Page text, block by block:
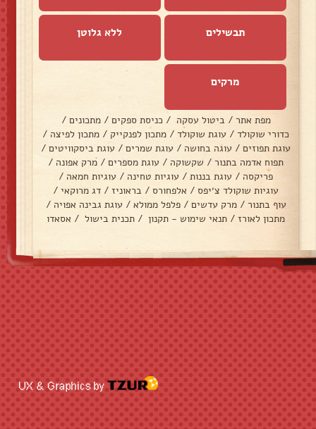
תבשילים ללא גלוטן
מרקים
מפת אתר / ביטול עסקה / כניסת ספקים / מתכונים /
כדורי שוקולד / עוגת שוקולד / מתכון לפנקייק / מתכון לפיצה /
עוגת תפוזים / עוגה בחושה / עוגת שמרים / עוגת ביסקוויטים /
תפוח אדמה בתנור / שקשוקה / עוגת מספרים / מרק אפונה /
פריקסה / עוגת בננות / עוגיות טחינה / עוגיות חמאה /
עוגיות שוקולד צ׳יפס / אלפחורס / בראוניז / דג מרוקאי /
עוף בתנור / מרק עדשים / פלפל ממולא / עוגת גבינה אפויה /
מתכון לאורז / תנאי שימוש - תקנון / תכנית בישול / אסאדו